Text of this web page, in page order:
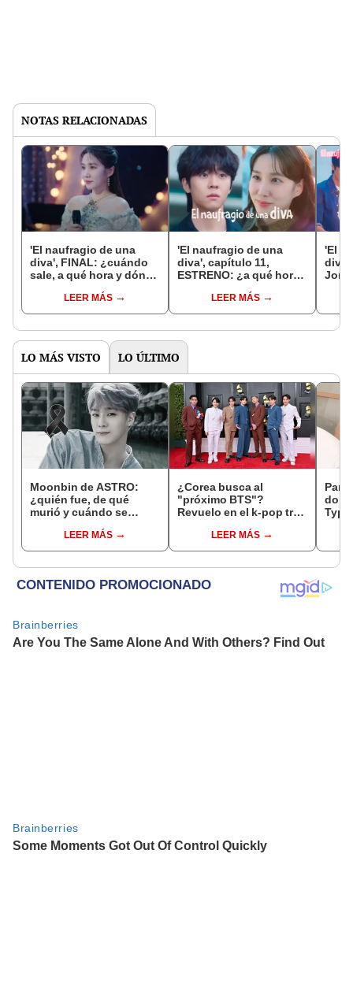
NOTAS RELACIONADAS
'El naufragio de una
diva', FINAL: ¿cuándo
sale, a qué hora y dónde
LEER MÁS
'El naufragio de una
diva', capítulo 11,
ESTRENO: ¿a qué hora
drama de Park Eun Bin?
LEER MÁS
'El
LO MÁS VISTO LO ÚLTIMO
Moonbin de ASTRO:
¿quién fue, de qué
murió y cuándo se
k-pop?LEER MÁS
¿Corea busca al
"próximo BTS"?
Revuelo en el k-pop tras
viceministro coreano
LEER MÁS
Park